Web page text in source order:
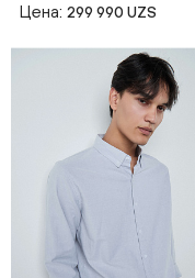
Цена: 299 990 UZS